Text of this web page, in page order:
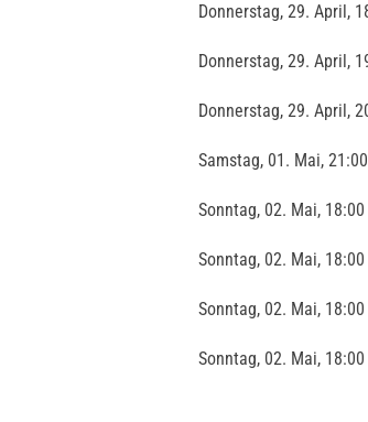
Donnerstag, 29. April,
Donnerstag, 29. April,
Donnerstag, 29. April,
Samstag, 01. Mai,
Sonntag, 02. Mai,
Sonntag, 02. Mai,
Sonntag, 02. Mai,
Sonntag, 02. Mai,